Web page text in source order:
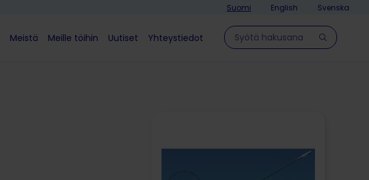
Suomi English Svenska
Meistä Meille töihin Uutiset
Yhteystiedot
Hae sivulla